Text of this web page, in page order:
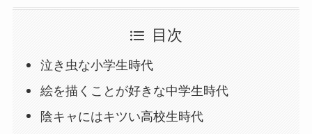
目次
泣き虫な小学生時代
絵を描くことが好きな中学生時代
陰キャにはキツい高校生時代